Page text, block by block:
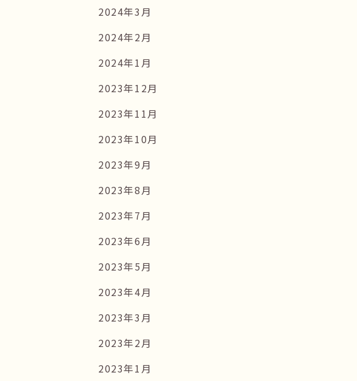
2024年3月
2024年2月
2024年1月
2023年12月
2023年11月
2023年10月
2023年9月
2023年8月
2023年7月
2023年6月
2023年5月
2023年4月
2023年3月
2023年2月
2023年1月